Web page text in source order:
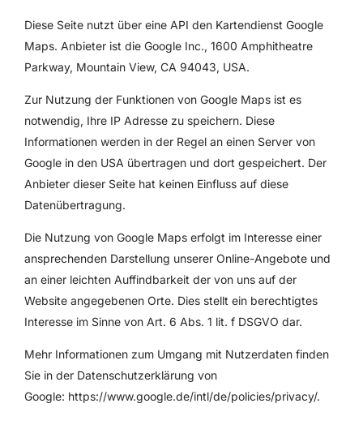
Diese Seite nutzt über eine API den Kartendienst Google
Maps. Anbieter ist die Google Inc., 1600 Amphitheatre
Parkway, Mountain View, CA 94043, USA.
Zur Nutzung der Funktionen von Google Maps ist es
notwendig, Ihre IP Adresse zu speichern. Diese
Informationen werden in der Regel an einen Server von
Google in den USA übertragen und dort gespeichert. Der
Anbieter dieser Seite hat keinen Einfluss auf diese
Datenübertragung.
Die Nutzung von Google Maps erfolgt im Interesse einer
ansprechenden Darstellung unserer Online-Angebote und
an einer leichten Auffindbarkeit der von uns auf der
Website angegebenen Orte. Dies stellt ein berechtigtes
Interesse im Sinne von Art. 6 Abs. 1 lit. f DSGVO dar.
Mehr Informationen zum Umgang mit Nutzerdaten finden
Sie in der Datenschutzerklärung von
Google: https://www.google.de/intl/de/policies/privacy/.